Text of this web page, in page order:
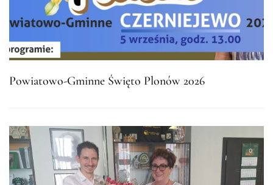
Powiatowo-Gminne Święto Plonów 2026